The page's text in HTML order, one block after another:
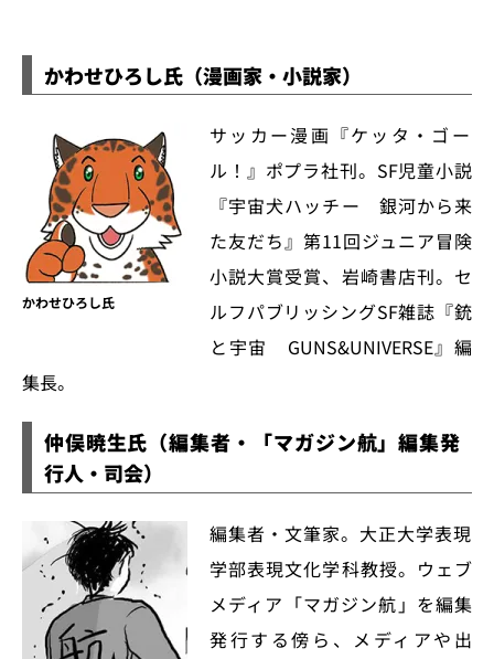
かわせひろし氏（漫画家・小説家）
かわせひろし氏
サッカー漫画『ケッタ・ゴー
ル！』ポプラ社刊。SF児童小説
『宇宙犬ハッチー 銀河から来
た友だち』第11回ジュニア冒険
小説大賞受賞、岩崎書店刊。セ
ルフパブリッシングSF雑誌『銃
と宇宙 GUNS&UNIVERSE』編
集長。
仲俣暁生氏（編集者・「マガジン航」編集発
行人・司会）
編集者・文筆家。大正大学表現
学部表現文化学科教授。ウェブ
メディア「マガジン航」を編集
発行する傍ら、メディアや出